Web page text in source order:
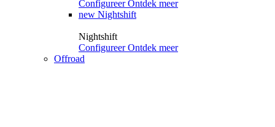
Configureer Ontdek meer
new Nightshift
Nightshift
Configureer Ontdek meer
Offroad